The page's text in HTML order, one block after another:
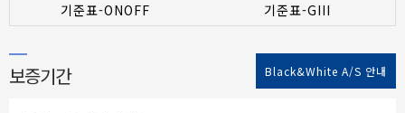
기준표-ONOFF
기준표-GIII
보증기간 Black&White A/S 안내